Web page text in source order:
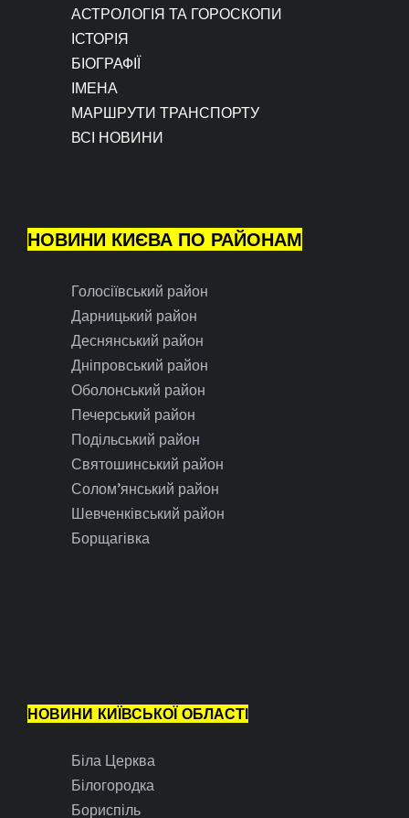
АСТРОЛОГІЯ ТА ГОРОСКОПИ
ІСТОРІЯ
БІОГРАФІЇ
ІМЕНА
МАРШРУТИ ТРАНСПОРТУ
ВСІ НОВИНИ
НОВИНИ КИЄВА ПО РАЙОНАМ
Голосіївський район
Дарницький район
Деснянський район
Дніпровський район
Оболонський район
Печерський район
Подільський район
Святошинський район
Солом’янський район
Шевченківський район
Борщагівка
НОВИНИ КИЇВСЬКОЇ ОБЛАСТІ
Біла Церква
Білогородка
Бориспіль